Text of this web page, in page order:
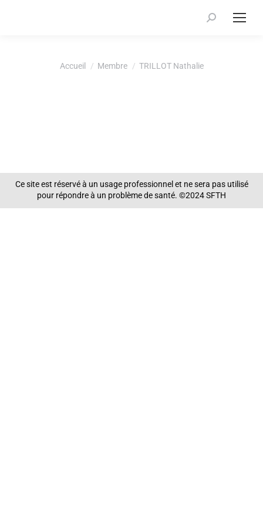
Recherche
Accueil Membre TRILLOT Nathalie
Ce site est réservé à un usage professionnel et ne sera pas utilisé
pour répondre à un problème de santé. ©2024 SFTH